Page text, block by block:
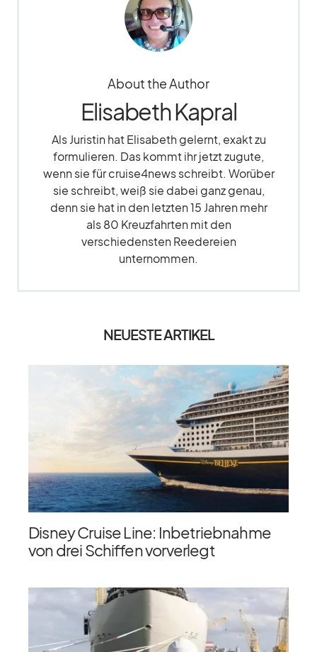
About the Author
Elisabeth Kapral
Als Juristin hat Elisabeth gelernt, exakt zu
formulieren. Das kommt ihr jetzt zugute,
wenn sie für cruise4news schreibt. Worüber
sie schreibt, weiß sie dabei ganz genau,
denn sie hat in den letzten 15 Jahren mehr
als 80 Kreuzfahrten mit den
verschiedensten Reedereien
unternommen.
NEUESTE ARTIKEL
Disney Cruise Line: Inbetriebnahme
von drei Schiffen vorverlegt